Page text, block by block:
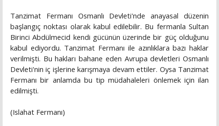
Tanzimat Fermanı Osmanlı Devleti'nde anayasal düzenin
başlangıç noktası olarak kabul edilebilir. Bu fermanla Sultan
Birinci Abdülmecid kendi gücünün üzerinde bir güç olduğunu
kabul ediyordu. Tanzimat Fermanı ile azınlıklara bazı haklar
verilmişti. Bu hakları bahane eden Avrupa devletleri Osmanlı
Devleti'nin iç işlerine karışmaya devam ettiler. Oysa Tanzimat
Fermanı bir anlamda bu tip müdahaleleri önlemek için ilan
edilmişti.
(Islahat Fermanı)